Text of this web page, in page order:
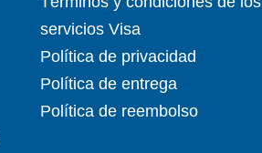
servicios Visa
Política de privacidad
Política de entrega
Política de reembolso